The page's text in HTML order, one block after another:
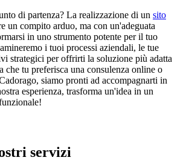
di partenza? La realizzazione di un sito
un compito arduo, ma con un'adeguata
in uno strumento potente per il tuo
i tuoi processi aziendali, le tue
strategici per offrirti la soluzione più adatta
che tu preferisca una consulenza online o
siamo pronti ad accompagnarti in
esperienza, trasforma un'idea in un
servizi